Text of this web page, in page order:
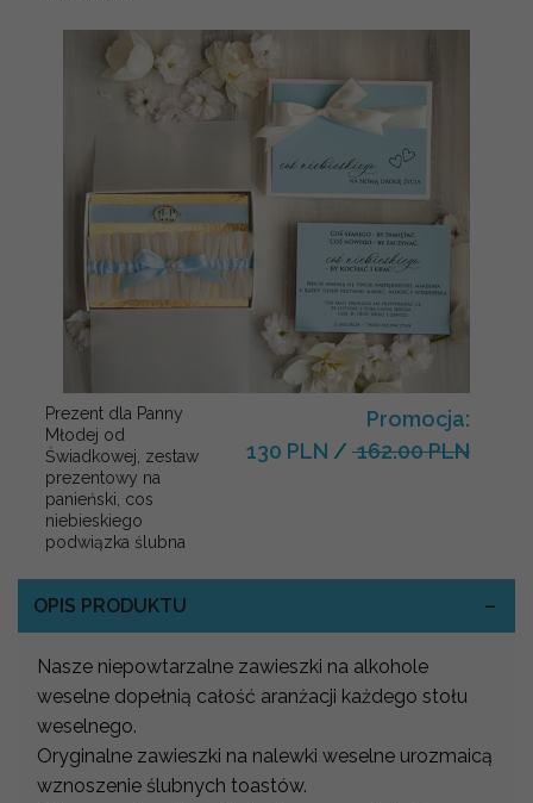
Prezent dla Panny
Młodej od
Świadkowej, zestaw
prezentowy na
panieński, cos
niebieskiego
podwiązka ślubna
Promocja:
130 PLN / 162.00 PLN
OPIS PRODUKTU
Nasze niepowtarzalne zawieszki na alkohole
weselne dopełnią całość aranżacji każdego stołu
weselnego.
Oryginalne zawieszki na nalewki weselne urozmaicą
wznoszenie ślubnych toastów.